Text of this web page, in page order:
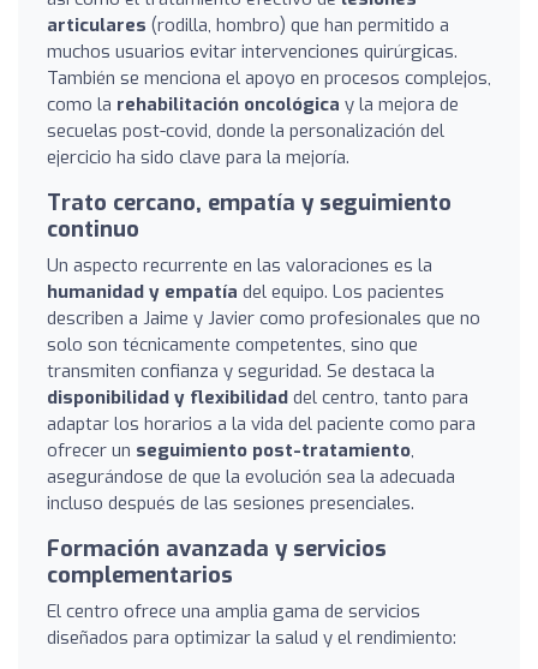
articulares (rodilla, hombro) que han permitido a
muchos usuarios evitar intervenciones quirúrgicas.
También se menciona el apoyo en procesos complejos,
como la rehabilitación oncológica y la mejora de
secuelas post-covid, donde la personalización del
ejercicio ha sido clave para la mejoría.
Trato cercano, empatía y seguimiento
continuo
Un aspecto recurrente en las valoraciones es la
humanidad y empatía del equipo. Los pacientes
describen a Jaime y Javier como profesionales que no
solo son técnicamente competentes, sino que
transmiten confianza y seguridad. Se destaca la
disponibilidad y flexibilidad del centro, tanto para
adaptar los horarios a la vida del paciente como para
ofrecer un seguimiento post-tratamiento,
asegurándose de que la evolución sea la adecuada
incluso después de las sesiones presenciales.
Formación avanzada y servicios
complementarios
El centro ofrece una amplia gama de servicios
diseñados para optimizar la salud y el rendimiento: